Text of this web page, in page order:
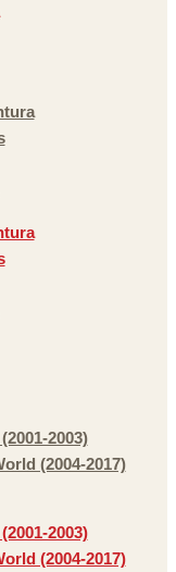
2003)
(2004-2017)
2003)
(2004-2017)